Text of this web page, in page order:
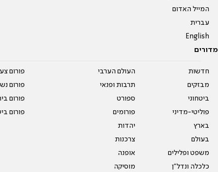
המייל האדום
עברית
English
מדורים
חדשות
מבזקים
ביטחוני
פוליטי-מדיני
בארץ
בעולם
משפט ופלילים
כלכלה ונדל"ן
העולם הערבי
תרבות ופנאי
ספורט
פורומים
יהדות
צרכנות
אופנה
מוסיקה
פורום
פורום
פורום
פורום